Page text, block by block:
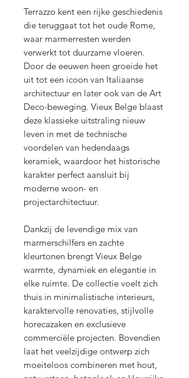
Terrazzo kent een rijke geschiedenis
die teruggaat tot het oude Rome,
waar marmerresten werden
verwerkt tot duurzame vloeren.
Door de eeuwen heen groeide het
uit tot een icoon van Italiaanse
architectuur en later ook van de Art
Deco-beweging. Vieux Belge blaast
deze klassieke uitstraling nieuw
leven in met de technische
voordelen van hedendaags
keramiek, waardoor het historische
karakter perfect aansluit bij
moderne woon- en
projectarchitectuur.
Dankzij de levendige mix van
marmerschilfers en zachte
kleurtonen brengt Vieux Belge
warmte, dynamiek en elegantie in
elke ruimte. De collectie voelt zich
thuis in minimalistische interieurs,
karaktervolle renovaties, stijlvolle
horecazaken en exclusieve
commerciële projecten. Bovendien
laat het veelzijdige ontwerp zich
moeiteloos combineren met hout,